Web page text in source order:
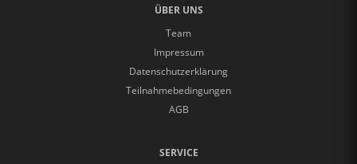
ÜBER UNS
Team
Impressum
Datenschutzerklärung
Teilnahmebedingungen
AGB
SERVICE